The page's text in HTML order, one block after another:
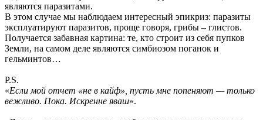
являются паразитами.
В этом случае мы наблюдаем интересный эпикриз: паразиты
эксплуатируют паразитов, проще говоря, грибы – глистов.
Получается забавная картина: те, кто строит из себя пупков
Земли, на самом деле являются симбиозом поганок и
гельминтов…
P.S.
«Если мой отчет «не в кайф», пусть мне попеняют — только
вежливо. Пока. Искренне яваш».